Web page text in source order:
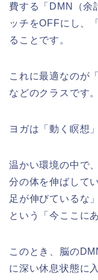
費する「DMN（余
ッチをOFFにし、
ることです。
これに最適なのが
などのクラスです。
ヨガは「動く瞑想
温かい環境の中で
分の体を伸ばして
足が伸びているな
という「今ここに
このとき、脳の
に深い休息状態に